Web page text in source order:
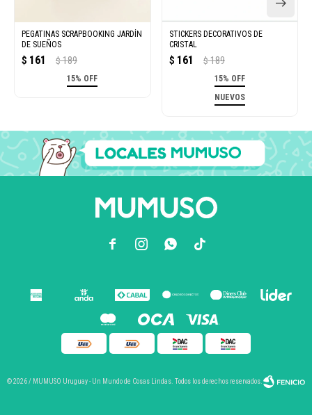
PEGATINAS SCRAPBOOKING JARDÍN
DE SUEÑOS
$ 161 $ 189
15% OFF
STICKERS DECORATIVOS DE
CRISTAL
$ 161 $ 189
15% OFF
NUEVOS
  
© 2026 / MUMUSO Uruguay - Un Mundo de Cosas Lindas. Todos los derechos reservados.